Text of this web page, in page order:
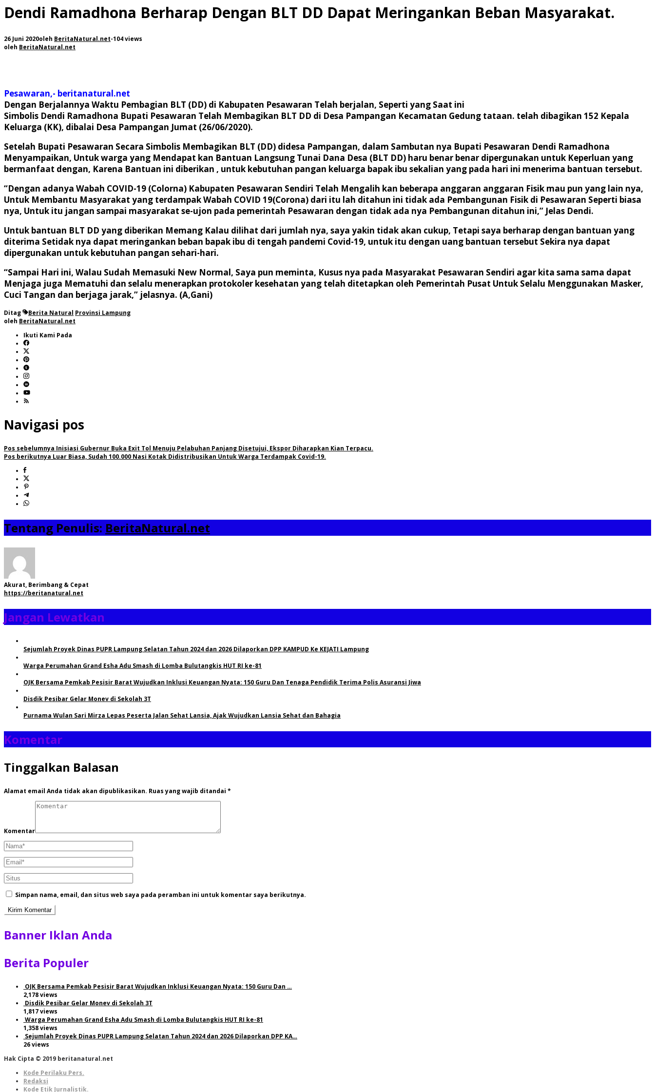
Dendi Ramadhona Berharap Dengan BLT DD Dapat Meringankan Beban Masyarakat.
26 Juni 2020oleh BeritaNatural.net-104 views
oleh BeritaNatural.net
Pesawaran,- beritanatural.net
Dengan Berjalannya Waktu Pembagian BLT (DD) di Kabupaten Pesawaran Telah berjalan, Seperti yang Saat ini
Simbolis Dendi Ramadhona Bupati Pesawaran Telah Membagikan BLT DD di Desa Pampangan Kecamatan Gedung tataan. telah dibagikan 152 Kepala
Keluarga (KK), dibalai Desa Pampangan Jumat (26/06/2020).
Setelah Bupati Pesawaran Secara Simbolis Membagikan BLT (DD) didesa Pampangan, dalam Sambutan nya Bupati Pesawaran Dendi Ramadhona
Menyampaikan, Untuk warga yang Mendapat kan Bantuan Langsung Tunai Dana Desa (BLT DD) haru benar benar dipergunakan untuk Keperluan yang
bermanfaat dengan, Karena Bantuan ini diberikan , untuk kebutuhan pangan keluarga bapak ibu sekalian yang pada hari ini menerima bantuan tersebut.
“Dengan adanya Wabah COVID-19 (Colorna) Kabupaten Pesawaran Sendiri Telah Mengalih kan beberapa anggaran anggaran Fisik mau pun yang lain nya,
Untuk Membantu Masyarakat yang terdampak Wabah COVID 19(Corona) dari itu lah ditahun ini tidak ada Pembangunan Fisik di Pesawaran Seperti biasa
nya, Untuk itu jangan sampai masyarakat se-ujon pada pemerintah Pesawaran dengan tidak ada nya Pembangunan ditahun ini,” Jelas Dendi.
Untuk bantuan BLT DD yang diberikan Memang Kalau dilihat dari jumlah nya, saya yakin tidak akan cukup, Tetapi saya berharap dengan bantuan yang
diterima Setidak nya dapat meringankan beban bapak ibu di tengah pandemi Covid-19, untuk itu dengan uang bantuan tersebut Sekira nya dapat
dipergunakan untuk kebutuhan pangan sehari-hari.
“Sampai Hari ini, Walau Sudah Memasuki New Normal, Saya pun meminta, Kusus nya pada Masyarakat Pesawaran Sendiri agar kita sama sama dapat
Menjaga juga Mematuhi dan selalu menerapkan protokoler kesehatan yang telah ditetapkan oleh Pemerintah Pusat Untuk Selalu Menggunakan Masker,
Cuci Tangan dan berjaga jarak,” jelasnya. (A,Gani)
Ditag Berita Natural Provinsi Lampung
oleh BeritaNatural.net
Ikuti Kami Pada
Navigasi pos
Pos sebelumnya Inisiasi Gubernur Buka Exit Tol Menuju Pelabuhan Panjang Disetujui, Ekspor Diharapkan Kian Terpacu.
Pos berikutnya Luar Biasa, Sudah 100.000 Nasi Kotak Didistribusikan Untuk Warga Terdampak Covid-19.
Tentang Penulis: BeritaNatural.net
Akurat, Berimbang & Cepat
https://beritanatural.net
Jangan Lewatkan
Sejumlah Proyek Dinas PUPR Lampung Selatan Tahun 2024 dan 2026 Dilaporkan DPP KAMPUD Ke KEJATI Lampung
Warga Perumahan Grand Esha Adu Smash di Lomba Bulutangkis HUT RI ke-81
OJK Bersama Pemkab Pesisir Barat Wujudkan Inklusi Keuangan Nyata: 150 Guru Dan Tenaga Pendidik Terima Polis Asuransi Jiwa
Disdik Pesibar Gelar Monev di Sekolah 3T
Purnama Wulan Sari Mirza Lepas Peserta Jalan Sehat Lansia, Ajak Wujudkan Lansia Sehat dan Bahagia
Komentar
Tinggalkan Balasan
Alamat email Anda tidak akan dipublikasikan. Ruas yang wajib ditandai *
Komentar
Simpan nama, email, dan situs web saya pada peramban ini untuk komentar saya berikutnya.
Banner Iklan Anda
Berita Populer
OJK Bersama Pemkab Pesisir Barat Wujudkan Inklusi Keuangan Nyata: 150 Guru Dan …
2,178 views
Disdik Pesibar Gelar Monev di Sekolah 3T
1,817 views
Warga Perumahan Grand Esha Adu Smash di Lomba Bulutangkis HUT RI ke-81
1,358 views
Sejumlah Proyek Dinas PUPR Lampung Selatan Tahun 2024 dan 2026 Dilaporkan DPP KA…
26 views
Hak Cipta © 2019 beritanatural.net
Kode Perilaku Pers.
Redaksi
Kode Etik Jurnalistik.